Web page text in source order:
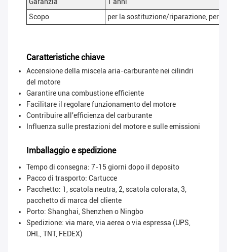
Garanzia
1 anni
Scopo
per la sostituzione/riparazione, per
Caratteristiche chiave
Accensione della miscela aria-carburante nei cilindri
del motore
Garantire una combustione efficiente
Facilitare il regolare funzionamento del motore
Contribuire all'efficienza del carburante
Influenza sulle prestazioni del motore e sulle emissioni
Imballaggio e spedizione
Tempo di consegna: 7-15 giorni dopo il deposito
Pacco di trasporto: Cartucce
Pacchetto: 1, scatola neutra, 2, scatola colorata, 3,
pacchetto di marca del cliente
Porto: Shanghai, Shenzhen o Ningbo
Spedizione: via mare, via aerea o via espressa (UPS,
DHL, TNT, FEDEX)